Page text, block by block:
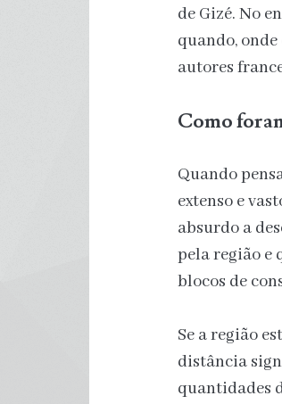
de Gizé. No
quando,
autores
Como
Quando
extenso e
absurdo a
pela região e
blocos de
Se a região
distância
quantidades